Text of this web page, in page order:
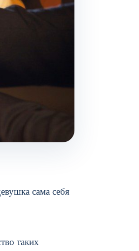
сама себя
таких